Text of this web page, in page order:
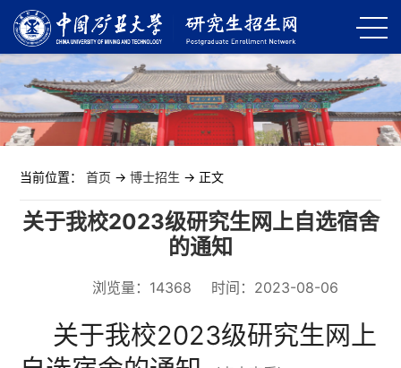
当前位置：首页 ->博士招生 -> 正文
关于我校2023级研究生网上自选宿舍
的通知
浏览量： 14368 时间：2023-08-06
关于我校2023级研究生网上